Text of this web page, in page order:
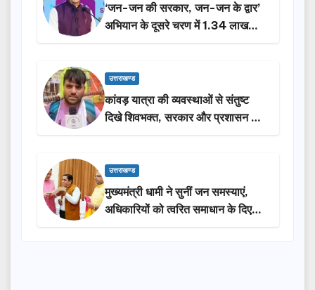
‘जन-जन की सरकार, जन-जन के द्वार’
अभियान के दूसरे चरण में 1.34 लाख
लोगों की भागीदारी…
उत्तराखण्ड
कांवड़ यात्रा की व्यवस्थाओं से संतुष्ट
दिखे शिवभक्त, सरकार और प्रशासन की
सराहना…
उत्तराखण्ड
मुख्यमंत्री धामी ने सुनीं जन समस्याएं,
अधिकारियों को त्वरित समाधान के दिए
निर्देश